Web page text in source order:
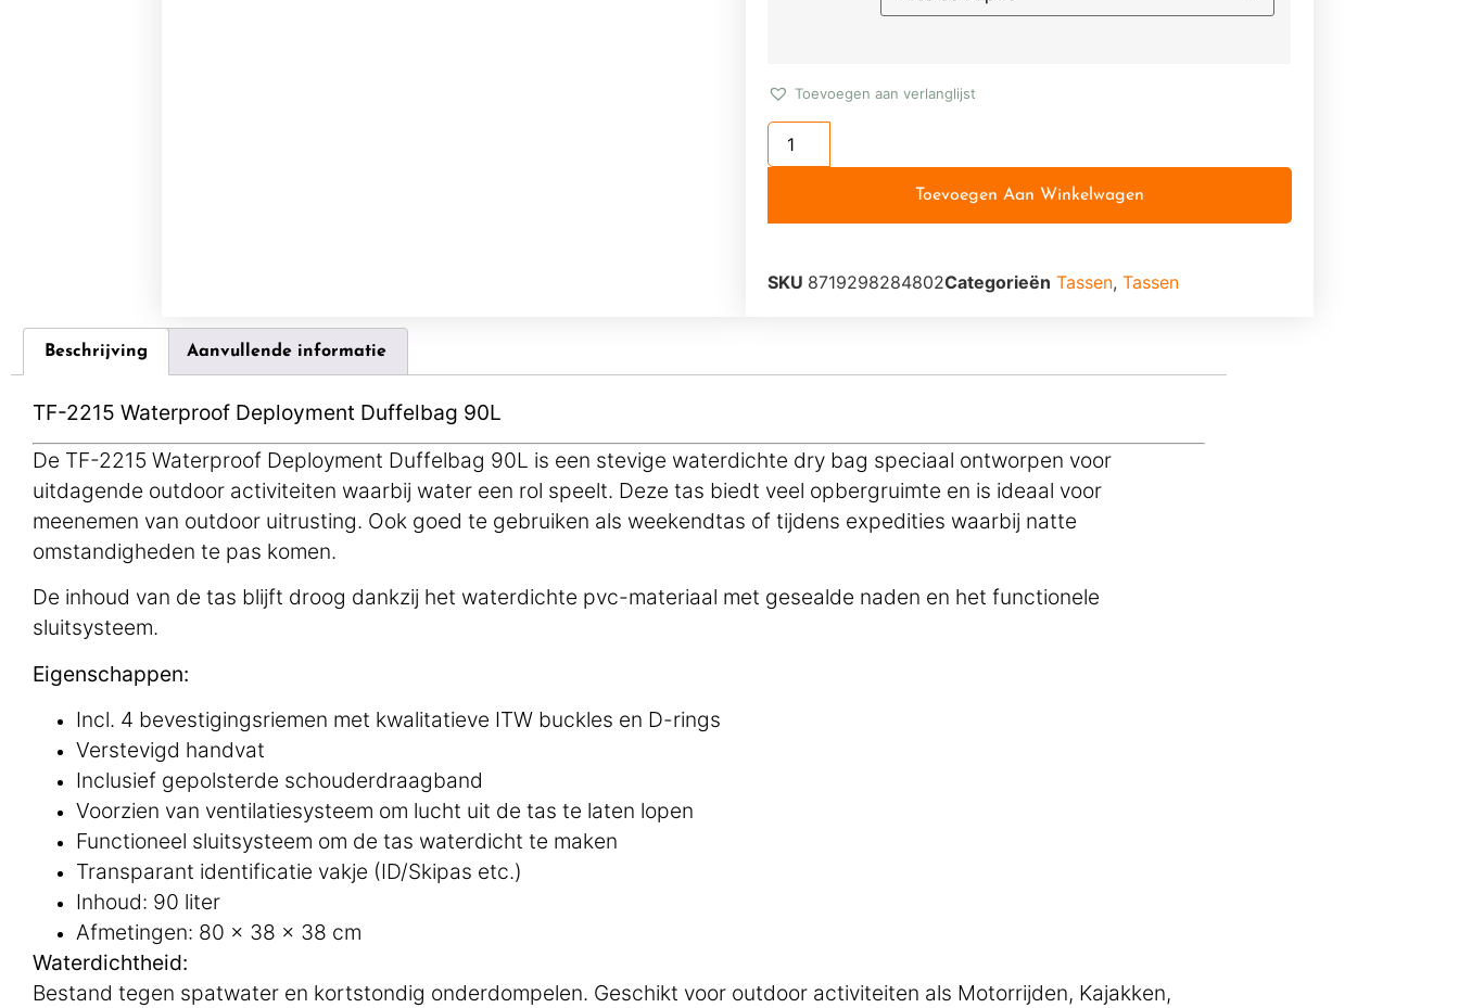
Toevoegen aan verlanglijst
Toevoegen Aan Winkelwagen
SKU 8719298284802Categorieën Tassen, Tassen
Beschrijving Aanvullende informatie
TF-2215 Waterproof Deployment Duffelbag 90L
De TF-2215 Waterproof Deployment Duffelbag 90L is een stevige waterdichte dry bag speciaal ontworpen voor
uitdagende outdoor activiteiten waarbij water een rol speelt. Deze tas biedt veel opbergruimte en is ideaal voor
meenemen van outdoor uitrusting. Ook goed te gebruiken als weekendtas of tijdens expedities waarbij natte
omstandigheden te pas komen.
De inhoud van de tas blijft droog dankzij het waterdichte pvc-materiaal met gesealde naden en het functionele
sluitsysteem.
Eigenschappen:
Incl. 4 bevestigingsriemen met kwalitatieve ITW buckles en D-rings
Verstevigd handvat
Inclusief gepolsterde schouderdraagband
Voorzien van ventilatiesysteem om lucht uit de tas te laten lopen
Functioneel sluitsysteem om de tas waterdicht te maken
Transparant identificatie vakje (ID/Skipas etc.)
Inhoud: 90 liter
Afmetingen: 80 x 38 x 38 cm
Waterdichtheid:
Bestand tegen spatwater en kortstondig onderdompelen. Geschikt voor outdoor activiteiten als Motorrijden, Kajakken,